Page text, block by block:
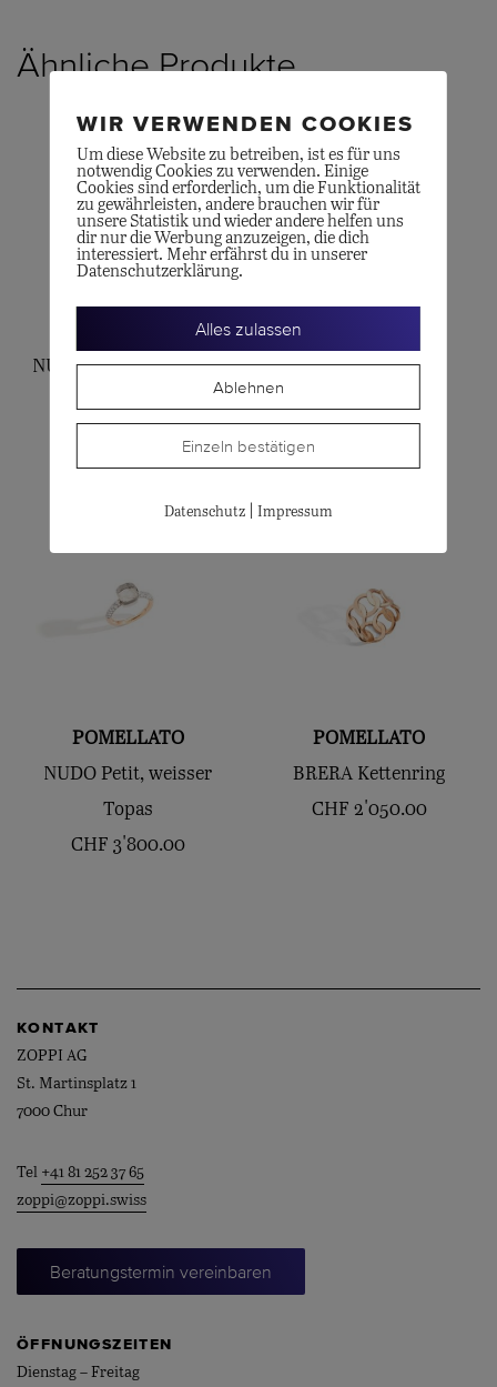
Ähnliche Produkte
NUDO Petit, Amethyst-
1'850.00
Ring Sabbia
POMELLATO
NUDO Petit, weisser
Topas
CHF 3'800.00
POMELLATO
BRERA Kettenring
CHF 2'050.00
KONTAKT
ZOPPI AG
St. Martinsplatz 1
7000 Chur
Tel +41 81 252 37 65
zoppi@zoppi.swiss
Beratungstermin vereinbaren
ÖFFNUNGSZEITEN
Dienstag – Freitag
WIR VERWENDEN COOKIES
Um diese Website zu betreiben, ist es für uns
notwendig Cookies zu verwenden. Einige
Cookies sind erforderlich, um die Funktionalität
zu gewährleisten, andere brauchen wir für
unsere Statistik und wieder andere helfen uns
dir nur die Werbung anzuzeigen, die dich
interessiert. Mehr erfährst du in unserer
Datenschutzerklärung.
Alles zulassen
Ablehnen
Einzeln bestätigen
Datenschutz| Impressum